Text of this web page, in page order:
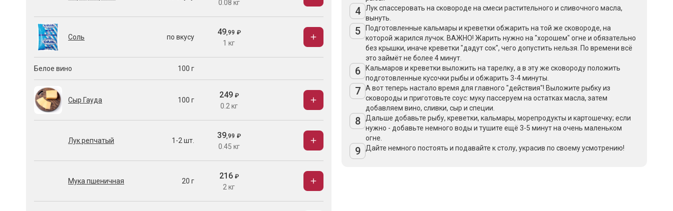
0.08 кг
Соль по вкусу
49,99 ₽
1 кг
Белое вино 100 г
Сыр Гауда 100 г
249 ₽
0.2 кг
Лук репчатый 1-2 шт.
39,99 ₽
0.45 кг
Мука пшеничная 20 г
216 ₽
2 кг
4
Лук спассеровать на сковороде на смеси растительного и сливочного масла,
вынуть.
5
Подготовленные кальмары и креветки обжарить на той же сковороде, на
которой жарился лучок. ВАЖНО! Жарить нужно на "хорошем" огне и обязательно
без крышки, иначе креветки "дадут сок", чего допустить нельзя. По времени всё
это займёт не более 4 минут.
6
Кальмаров и креветки выложить на тарелку, а в эту же сковороду положить
подготовленные кусочки рыбы и обжарить 3-4 минуты.
7
А вот теперь настало время для главного "действия"! Выложите рыбку из
сковороды и приготовьте соус: муку пассеруем на остатках масла, затем
добавляем вино, сливки, сыр и специи.
8
Дальше добавьте рыбу, креветки, кальмары, морепродукты и картошечку; если
нужно - добавьте немного воды и тушите ещё 3-5 минут на очень маленьком
огне.
9 Дайте немного постоять и подавайте к столу, украсив по своему усмотрению!